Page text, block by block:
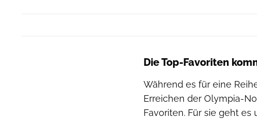
Die Top-Favoriten
Während es für eine
Erreichen der Olympia-
Favoriten. Für sie geht